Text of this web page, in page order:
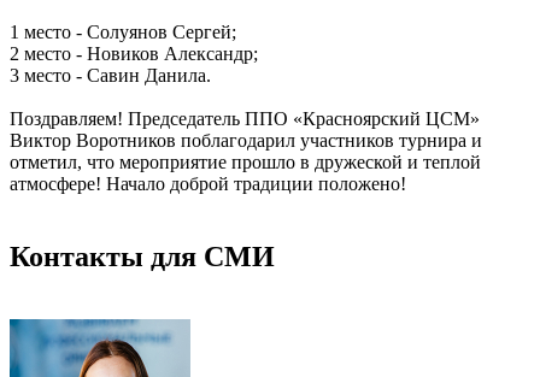
1 место - Солуянов Сергей;
2 место - Новиков Александр;
3 место - Савин Данила.
Поздравляем! Председатель ППО «Красноярский ЦСМ»
Виктор Воротников поблагодарил участников турнира и
отметил, что мероприятие прошло в дружеской и теплой
атмосфере! Начало доброй традиции положено!
Контакты для СМИ